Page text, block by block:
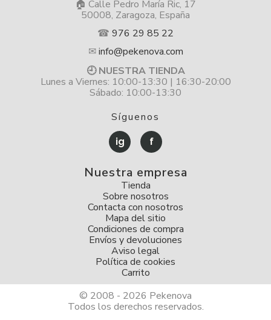
🏠 Calle Pedro María Ric, 17
50008, Zaragoza, España
☎ 976 29 85 22
✉info@pekenova.com
🕘 NUESTRA TIENDA
Lunes a Viernes: 10:00-13:30 | 16:30-20:00
Sábado: 10:00-13:30
Síguenos
ig f
Nuestra empresa
Tienda
Sobre nosotros
Contacta con nosotros
Mapa del sitio
Condiciones de compra
Envíos y devoluciones
Aviso legal
Política de cookies
Carrito
© 2008 - 2026 Pekenova
Todos los derechos reservados.